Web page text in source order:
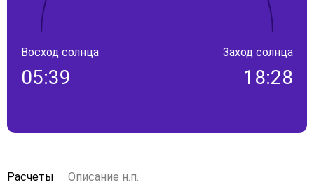
Восход солнца
05:39
Заход солнца
18:28
Расчеты Описание н.п.